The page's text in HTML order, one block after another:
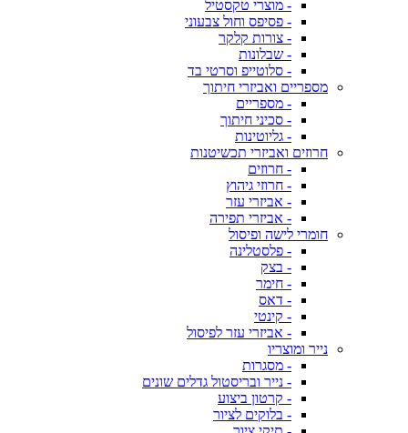
- מוצרי טקסטיל
- פסיפס וחול צבעוני
- צורות קלקר
- שבלונות
- סלוטייפ וסרטי בד
מספריים ואביזרי חיתוך
- מספריים
- סכיני חיתוך
- גליוטינות
חרוזים ואביזרי תכשיטנות
- חרוזים
- חרוזי גיהוץ
- אביזרי עזר
- אביזרי תפירה
חומרי לישה ופיסול
- פלסטלינה
- בצק
- חימר
- דאס
- קינטי
- אביזרי עזר לפיסול
נייר ומוצריו
- מסגרות
- נייר ובריסטול גדלים שונים
- קרטון ביצוע
- בלוקים לציור